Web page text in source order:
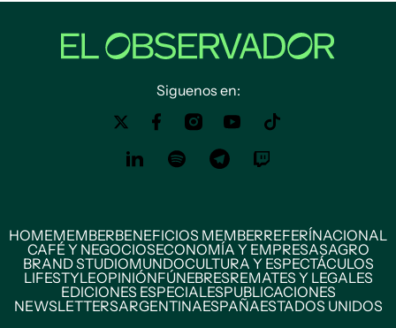
Siguenos en:
HOMEMEMBERBENEFICIOS MEMBERREFERÍNACIONAL
CAFÉ Y NEGOCIOSECONOMÍA Y EMPRESASAGRO
BRAND STUDIOMUNDOCULTURA Y ESPECTÁCULOS
LIFESTYLEOPINIÓNFÚNEBRESREMATES Y LEGALES
EDICIONES ESPECIALESPUBLICACIONES
NEWSLETTERSARGENTINAESPAÑAESTADOS UNIDOS